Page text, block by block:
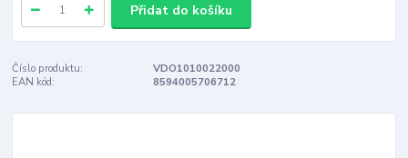
Přidat do košíku
Číslo produktu:
VDO1010022000
EAN kód:
8594005706712